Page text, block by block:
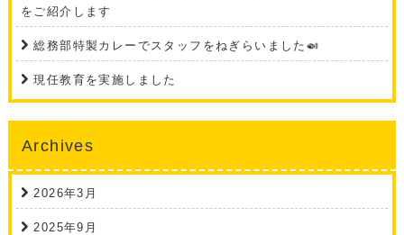
をご紹介します
総務部特製カレーでスタッフをねぎらいました🍛
現任教育を実施しました
Archives
2026年3月
2025年9月